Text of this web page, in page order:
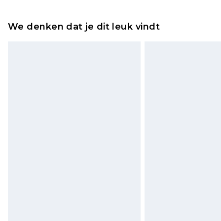
wordt gebracht op uw
We denken dat je dit leuk vindt